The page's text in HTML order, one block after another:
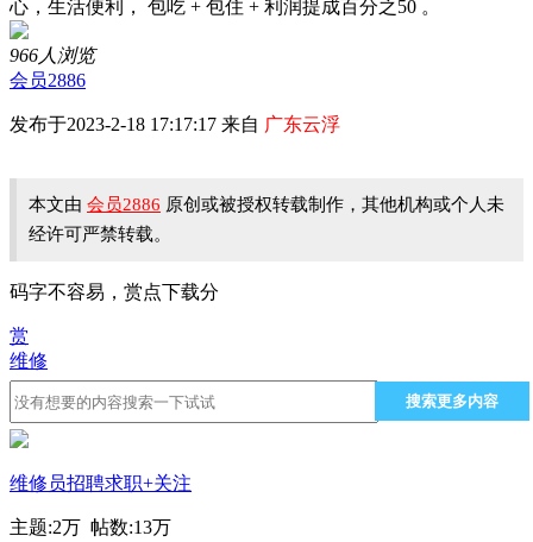
心，生活便利， 包吃 + 包住 + 利润提成百分之50 。
966人浏览
会员2886
发布于2023-2-18 17:17:17 来自 广东云浮
本文由 会员2886 原创或被授权转载制作，其他机构或个人未
经许可严禁转载。
码字不容易，赏点下载分
赏
维修
搜索更多内容
维修员招聘求职+关注
主题:2万 帖数:13万